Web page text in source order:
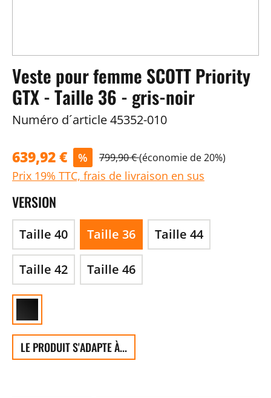
Veste pour femme SCOTT Priority
GTX - Taille 36 - gris-noir
Numéro d´article45352-010
639,92 € % 799,90 €(économie de 20%)
Prix 19% TTC, frais de livraison en sus
VERSION
Taille 40 Taille 36 Taille 44
Taille 42 Taille 46
LE PRODUIT S'ADAPTE À...